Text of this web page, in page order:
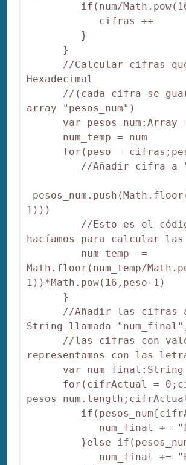
if(num/
cifras ++
}
}
//Calcular cifras que
Hexadecimal
//(cada cifra se
array "pesos_num")
var pesos_num:Array =
num_temp = num
for(peso =
//Añadir cifra a
1)))
//Esto es el código
hacíamos para calcular
num_temp -=
Math.floor(num_temp/
1))*Math.pow(16,peso-1)
}
//Añadir las cifras a
String llamada
//las cifras con valor
representamos con las
var num_final:String
for(cifrActual =
num_final +=
}else
num_final +=